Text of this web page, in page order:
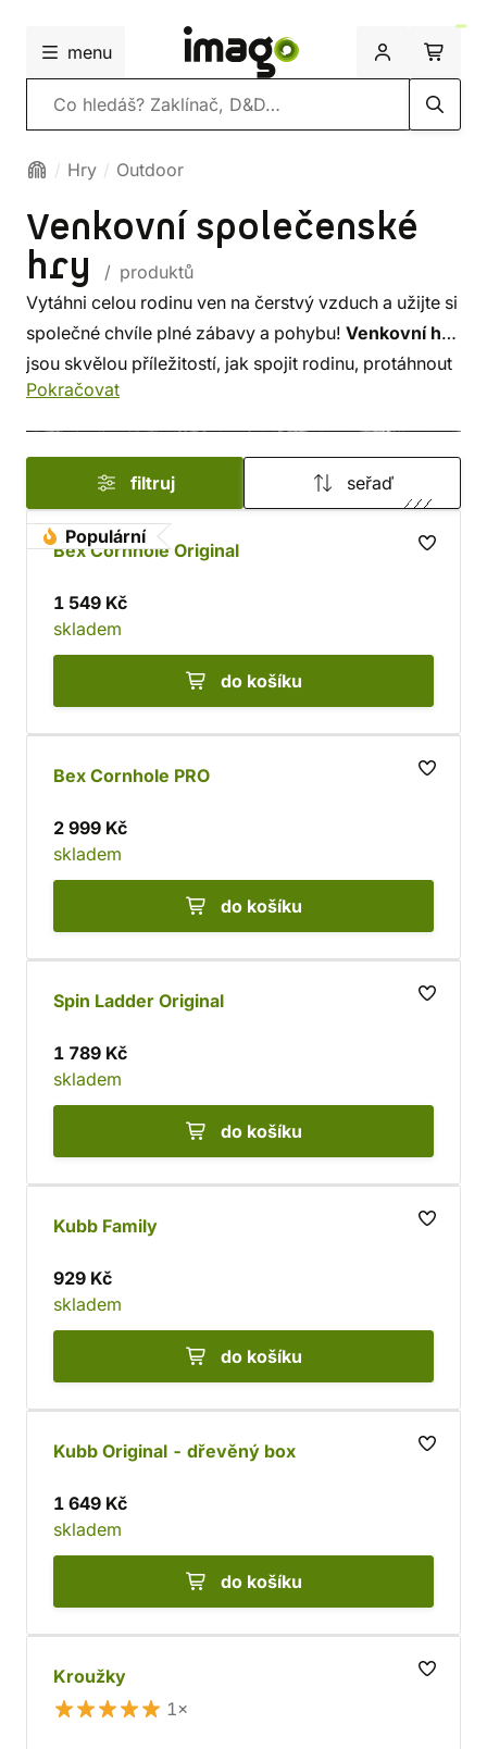
menu
Vyhledávání
Hry Outdoor
Venkovní společenské
hry
/ produktů
Vytáhni celou rodinu ven na čerstvý vzduch a užijte si
společné chvíle plné zábavy a pohybu! Venkovní hry
jsou skvělou příležitostí, jak spojit rodinu, protáhnout
tělo a zároveň se pořádně nasmát.
Pokračovat
filtruj seřaď
Populární
Bex Cornhole Original
1 549 Kč
skladem
do košíku
Bex Cornhole PRO
2 999 Kč
skladem
do košíku
Spin Ladder Original
1 789 Kč
skladem
do košíku
Kubb Family
929 Kč
skladem
do košíku
Kubb Original - dřevěný box
1 649 Kč
skladem
do košíku
Kroužky
1×